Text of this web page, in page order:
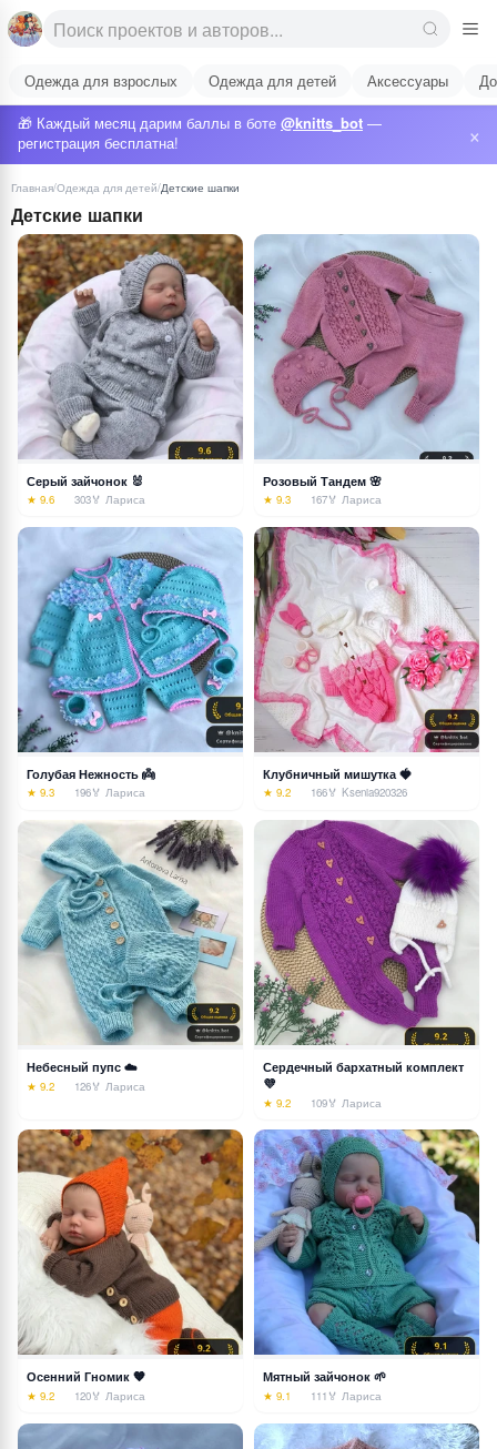
Одежда для взрослых Одежда для детей Аксессуары
🎁 Каждый месяц дарим баллы в боте @knitts_bot —
регистрация бесплатна!
×
Главная/Одежда для детей/Детские шапки
Детские шапки
Серый зайчонок 🐰
★ 9.6 303🏅 Лариса
Розовый Тандем 🌸
★ 9.3 167🏅 Лариса
Голубая Нежность 👼
★ 9.3 196🏅 Лариса
Клубничный мишутка 🍓
★ 9.2 166🏅 Ksenia920326
Небесный пупс ☁️
★ 9.2 126🏅 Лариса
Сердечный бархатный комплект
💜
★ 9.2 109🏅 Лариса
Осенний Гномик 🧡
★ 9.2 120🏅 Лариса
Мятный зайчонок 🌱
★ 9.1 111 🏅 Лариса